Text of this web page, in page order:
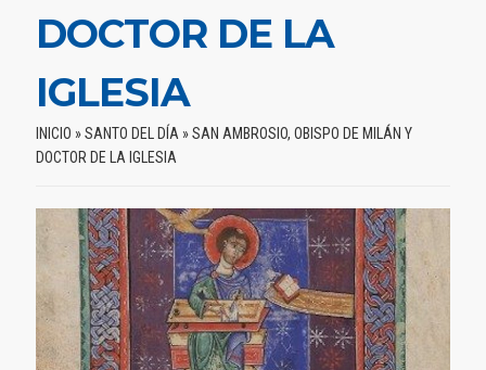
DOCTOR DE LA
IGLESIA
INICIO »SANTO DEL DÍA »SAN AMBROSIO, OBISPO DE MILÁN Y
DOCTOR DE LA IGLESIA